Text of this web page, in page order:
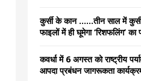
कुर्सी के कान ……तीन साल में
फाइलों में ही घूमेगा ‘रिशफलिंग’ का
कवर्धा में 6 अगस्त को राष्ट्रीय
आपदा प्रबंधन जागरूकता